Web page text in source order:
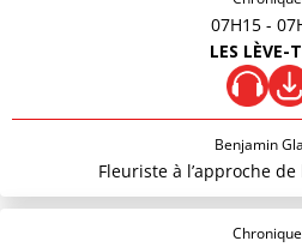
07H15 -
LES LÈVE-
Benjamin
Fleuriste à l’approche